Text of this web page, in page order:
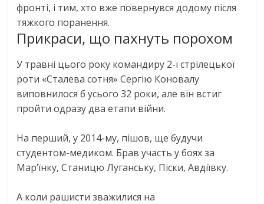
фронті, і тим, хто вже повернувся додому після
тяжкого поранення.
Прикраси, що пахнуть порохом
У травні цього року командиру 2-ї стрілецької
роти «Сталева сотня» Сергію Коновалу
виповнилося б усього 32 роки, але він встиг
пройти одразу два етапи війни.
На перший, у 2014-му, пішов, ще будучи
студентом-медиком. Брав участь у боях за
Мар’їнку, Станицю Луганську, Піски, Авдіївку.
А коли рашисти зважилися на